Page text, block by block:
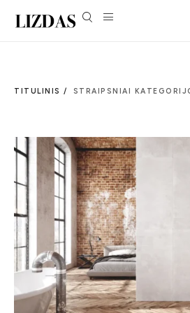
TITULINIS / STRAIPSNIAI